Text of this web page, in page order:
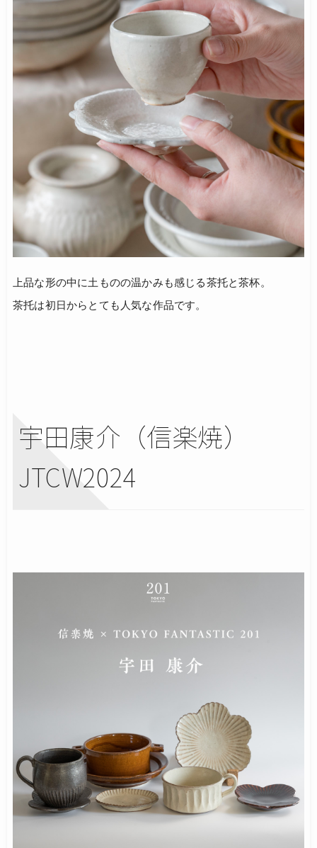
上品な形の中に土ものの温かみも感じる茶托と茶杯。
茶托は初日からとても人気な作品です。
宇田康介（信楽焼）
JTCW2024